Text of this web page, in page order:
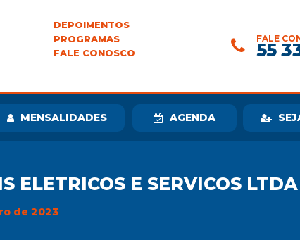
DEPOIMENTOS
PROGRAMAS
FALE CONOSCO
FALE
55
MENSALIDADES AGENDA
ELETRICOS E SERVICOS LTDA
de 2023